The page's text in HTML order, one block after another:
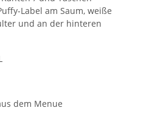
Label am Saum, weiße
und an der hinteren
dem Menue